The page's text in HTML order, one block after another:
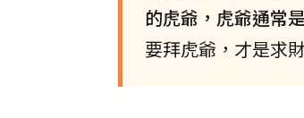
的虎爺，虎爺通常
要拜虎爺，才是求